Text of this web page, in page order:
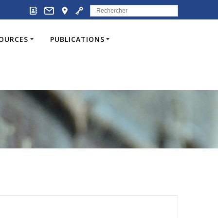
Search
for:
PUBLICATIONS